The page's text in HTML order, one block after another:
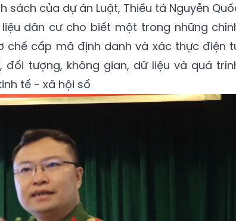
của dự án Luật, Thiếu tá Nguyễn
dân cư cho biết một trong những
chế cấp mã định danh và xác thực điện
tượng, không gian, dữ liệu và quá
tế - xã hội số